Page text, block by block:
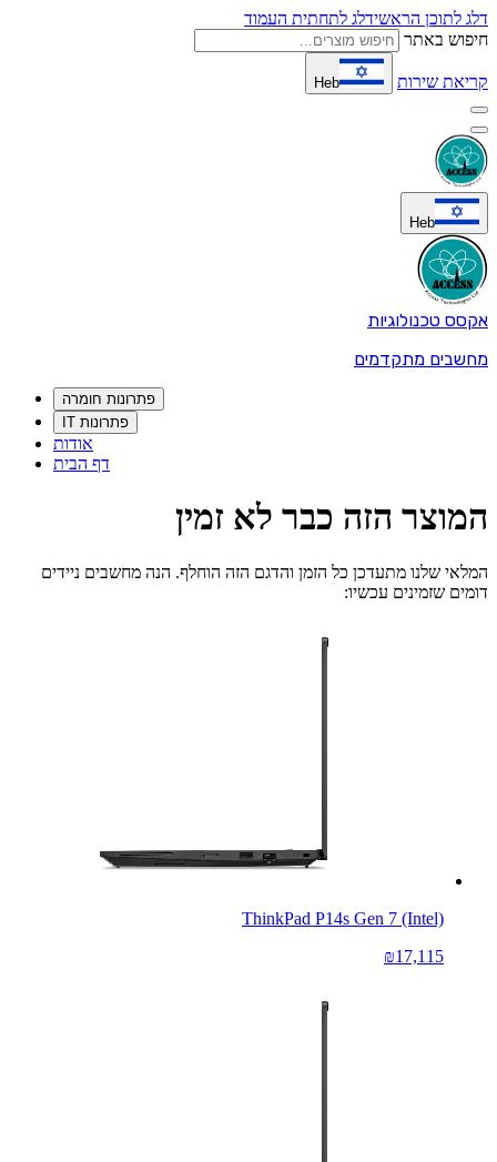
דלג לתוכן הראשידלג לתחתית העמוד
חיפוש באתר
קריאת שירות Heb
Heb
אקסס טכנולוגיות
מחשבים מתקדמים
פתרונות חומרה
פתרונות IT
אודות
דף הבית
המוצר הזה כבר לא זמין
המלאי שלנו מתעדכן כל הזמן והדגם הזה הוחלף. הנה מחשבים ניידים
דומים שזמינים עכשיו:
ThinkPad P14s Gen 7 (Intel)
₪17,115